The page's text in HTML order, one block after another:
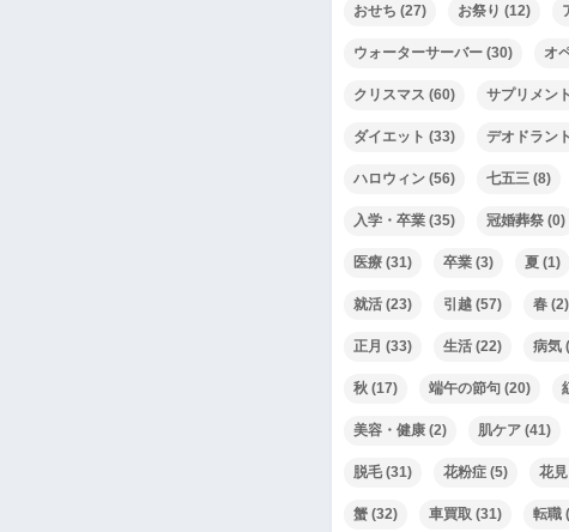
おせち (27) お祭り (12)
ウォーターサーバー (30) オ
クリスマス (60) サプリメント
ダイエット (33) デオドラント
ハロウィン (56) 七五三 (8)
入学・卒業 (35) 冠婚葬祭 (0)
医療 (31) 卒業 (3) 夏 (1)
就活 (23) 引越 (57) 春 (2)
正月 (33) 生活 (22) 病気
秋 (17) 端午の節句 (20)
美容・健康 (2) 肌ケア (41)
脱毛(31) 花粉症 (5) 花見
蟹 (32) 車買取 (31) 転職